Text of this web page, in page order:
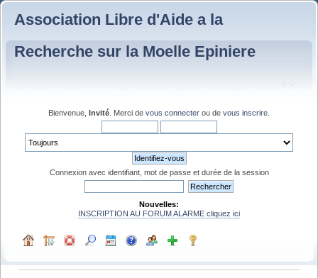
Association Libre d'Aide a la
Recherche sur la Moelle Epiniere
Bienvenue, Invité . Merci de vous connecter ou de vous inscrire
Connexion avec identifiant, mot de passe et durée de la session
Nouvelles:
INSCRIPTION AU FORUM ALARME cliquez ici